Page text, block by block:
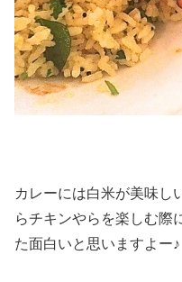
カレーには白米が美味し
らチキンやらを楽しむ際
た面白いと思いますよー♪